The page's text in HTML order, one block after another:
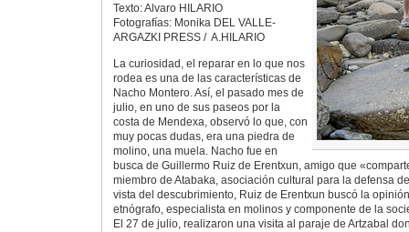
Texto: Alvaro HILARIO
Fotografías: Monika DEL VALLE-
ARGAZKI PRESS / A.HILARIO
La curiosidad, el reparar en lo que nos
rodea es una de las características de
Nacho Montero. Así, el pasado mes de
julio, en uno de sus paseos por la
costa de Mendexa, observó lo que, con
muy pocas dudas, era una piedra de
molino, una muela. Nacho fue en
busca de Guillermo Ruiz de Erentxun, amigo que
miembro de Atabaka, asociación cultural para la defensa
vista del descubrimiento, Ruiz de Erentxun buscó la
etnógrafo, especialista en molinos y componente de la
El 27 de julio, realizaron una visita al paraje de Artzabal